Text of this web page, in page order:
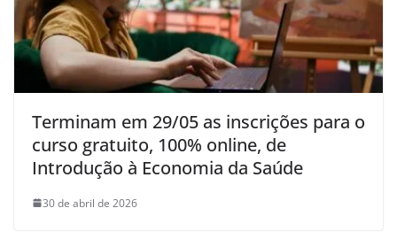
Terminam em 29/05 as inscrições para o
curso gratuito, 100% online, de
Introdução à Economia da Saúde
30 de abril de 2026